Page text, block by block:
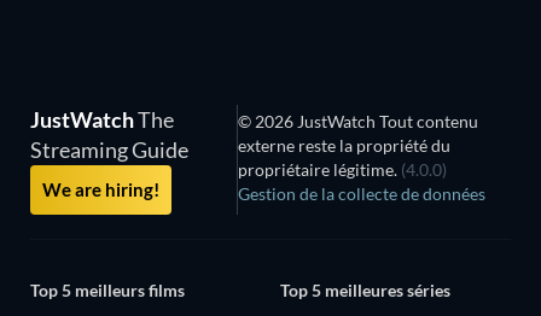
JustWatchThe
Streaming Guide
We are hiring!
© 2026 JustWatch Tout contenu
externe reste la propriété du
propriétaire légitime. (4.0.0)
Gestion de la collecte de données
Top 5 meilleurs films
Top 5 meilleures séries